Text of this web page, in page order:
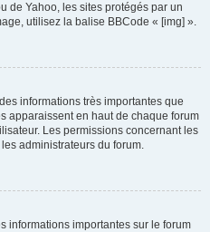
de Yahoo, les sites protégés par un
utilisez la balise BBCode « [img] ».
informations très importantes que
apparaissent en haut de chaque forum
Les permissions concernant les
administrateurs du forum.
informations importantes sur le forum